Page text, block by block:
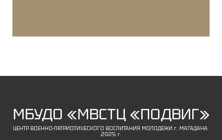
МБУДО «МВСТЦ «ПОДВИГ»
ЦЕНТР ВОЕННО-ПАТРИОТИЧЕСКОГО ВОСПИТАНИЯ МОЛОДЕЖИ г. МАГАДАНА
2025 г.